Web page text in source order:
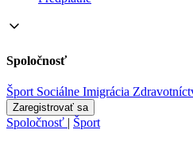
Spoločnosť
Šport Sociálne Imigrácia
Zaregistrovať sa
Spoločnosť | Šport